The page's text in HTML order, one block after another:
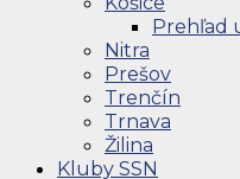
Prehľad
Nitra
Prešov
Trenčín
Trnava
Žilina
Kluby SSN